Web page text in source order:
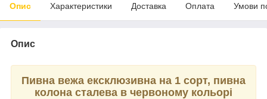
Опис Характеристики Доставка Оплата Умови
Опис
Пивна вежа ексклюзивна на 1 сорт, пивна
колона сталева в червоному кольорі